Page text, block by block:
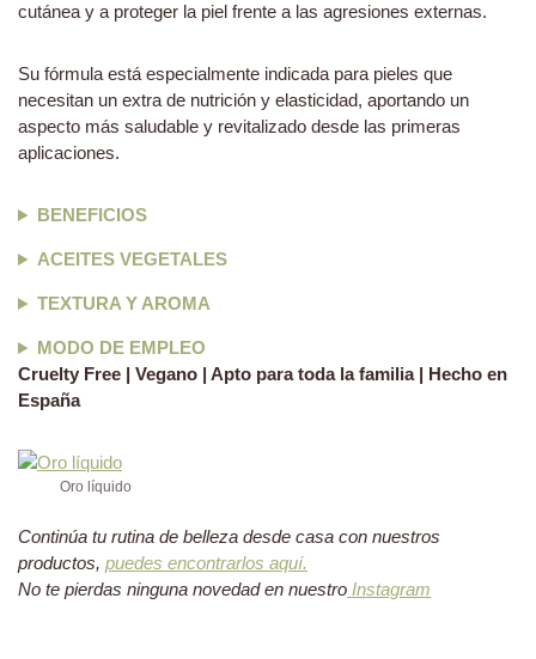
cutánea y a proteger la piel frente a las agresiones externas.
Su fórmula está especialmente indicada para pieles que
necesitan un extra de nutrición y elasticidad, aportando un
aspecto más saludable y revitalizado desde las primeras
aplicaciones.
BENEFICIOS
ACEITES VEGETALES
TEXTURA Y AROMA
MODO DE EMPLEO
Cruelty Free | Vegano | Apto para toda la familia | Hecho en
España
Oro líquido
Continúa tu rutina de belleza desde casa con nuestros
productos, puedes encontrarlos aquí.
No te pierdas ninguna novedad en nuestro Instagram